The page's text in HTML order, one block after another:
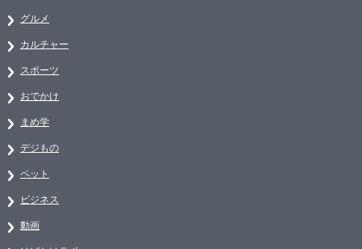
グルメ
カルチャー
スポーツ
おでかけ
まめ学
デジもの
ペット
ビジネス
動画